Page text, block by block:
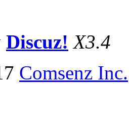
Discuz! X3.4
Comsenz Inc.